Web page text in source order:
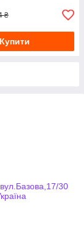
₴
Купити
30